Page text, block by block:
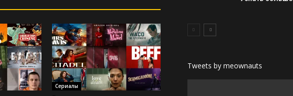
Сериалы
Tweets by meownauts